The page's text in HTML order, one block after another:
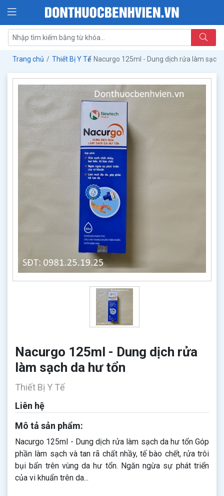
Trang chủ Thiết Bị Y Tế Nacurgo 125ml - Dung dịch rửa làm sạch
Nacurgo 125ml - Dung dịch rửa
làm sạch da hư tổn
Thiết Bị Y Tế
Liên hệ
Mô tả sản phẩm:
Nacurgo 125ml - Dung dịch rửa làm sạch da hư tổn Góp
phần làm sạch và tan rã chất nhầy, tế bào chết, rửa trôi
bụi bẩn trên vùng da hư tổn. Ngăn ngừa sự phát triển
của vi khuẩn trên da...